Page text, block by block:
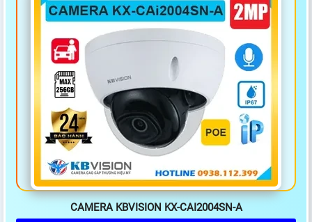
CAMERA KBVISION KX-CAI2004SN-A